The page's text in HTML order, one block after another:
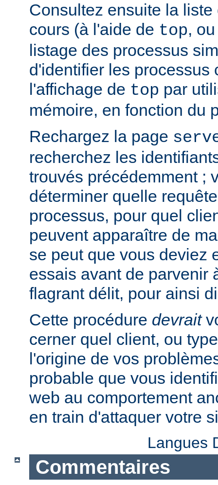
Consultez ensuite la
cours (à l'aide de top,
listage des processus
d'identifier les processus
l'affichage de top par
mémoire, en fonction du
Rechargez la page
recherchez les
trouvés précédemment ;
déterminer quelle
processus, pour quel
peuvent apparaître de
se peut que vous deviez
essais avant de parvenir
flagrant délit, pour ainsi
Cette procédure devrait
cerner quel client, ou
l'origine de vos
probable que vous
web au comportement
en train d'attaquer votre
Langues
Commentaires